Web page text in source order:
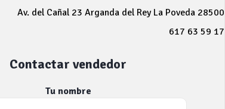
Av. del Cañal 23 Arganda del Rey La Poveda 28500
617 63 59 17
Contactar vendedor
Tu nombre